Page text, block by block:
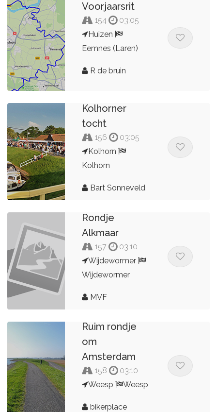
Voorjaarsrit
154
03:05
Huizen
Eemnes (Laren)
R de bruin
Kolhorner
tocht
156
03:05
Kolhorn
Kolhorn
Bart Sonneveld
Rondje
Alkmaar
157
03:10
Wijdewormer
Wijdewormer
MVF
Ruim rondje
om
Amsterdam
158
03:10
Weesp
Weesp
bikerplace